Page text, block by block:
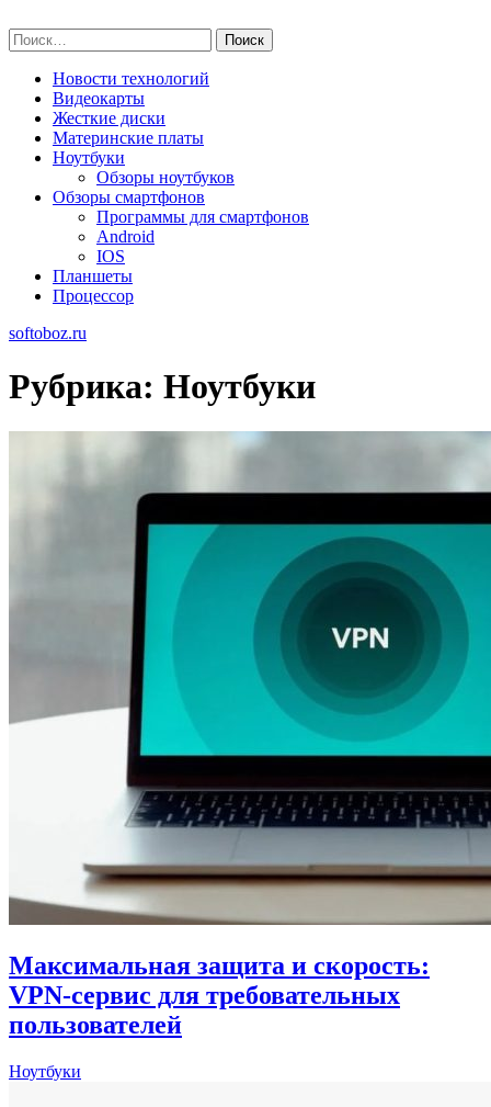
to
content
Найти:
Новости технологий
Видеокарты
Жесткие диски
Материнские платы
Ноутбуки
Обзоры ноутбуков
Обзоры смартфонов
Программы для смартфонов
Android
IOS
Планшеты
Процессор
softoboz.ru
Рубрика: Ноутбуки
Максимальная защита и скорость:
VPN-сервис для требовательных
пользователей
Ноутбуки